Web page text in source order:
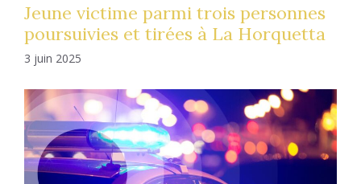
Jeune victime parmi trois personnes
poursuivies et tirées à La Horquetta
3 juin 2025